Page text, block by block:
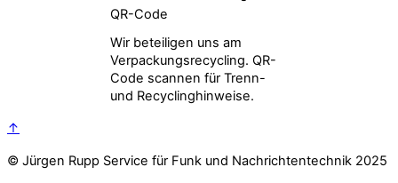
Wir beteiligen uns am
Verpackungsrecycling. QR-
Code scannen für Trenn-
und Recyclinghinweise.
↑
© Jürgen Rupp Service für Funk und Nachrichtentechnik 2025